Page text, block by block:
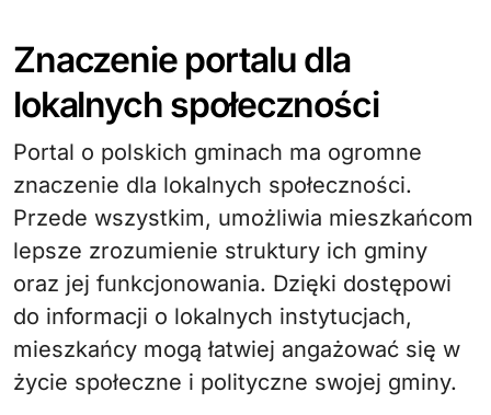
Znaczenie portalu dla
lokalnych społeczności
Portal o polskich gminach ma ogromne
znaczenie dla lokalnych społeczności.
Przede wszystkim, umożliwia mieszkańcom
lepsze zrozumienie struktury ich gminy
oraz jej funkcjonowania. Dzięki dostępowi
do informacji o lokalnych instytucjach,
mieszkańcy mogą łatwiej angażować się w
życie społeczne i polityczne swojej gminy.